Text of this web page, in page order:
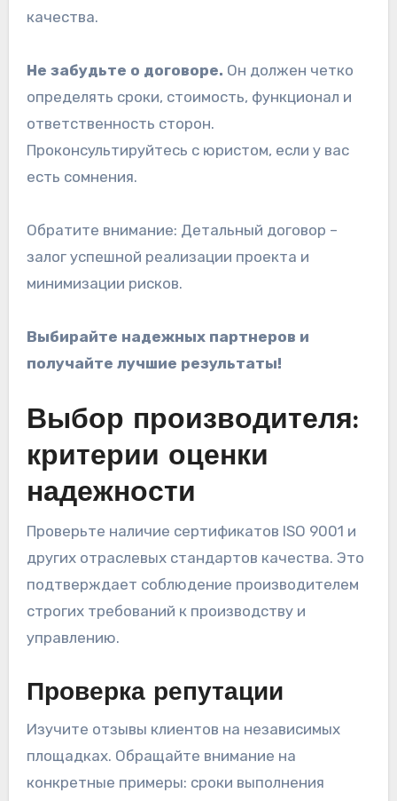
качества.
Не забудьте о договоре. Он должен четко
определять сроки, стоимость, функционал и
ответственность сторон.
Проконсультируйтесь с юристом, если у вас
есть сомнения.
Обратите внимание: Детальный договор –
залог успешной реализации проекта и
минимизации рисков.
Выбирайте надежных партнеров и
получайте лучшие результаты!
Выбор производителя:
критерии оценки
надежности
Проверьте наличие сертификатов ISO 9001 и
других отраслевых стандартов качества. Это
подтверждает соблюдение производителем
строгих требований к производству и
управлению.
Проверка репутации
Изучите отзывы клиентов на независимых
площадках. Обращайте внимание на
конкретные примеры: сроки выполнения